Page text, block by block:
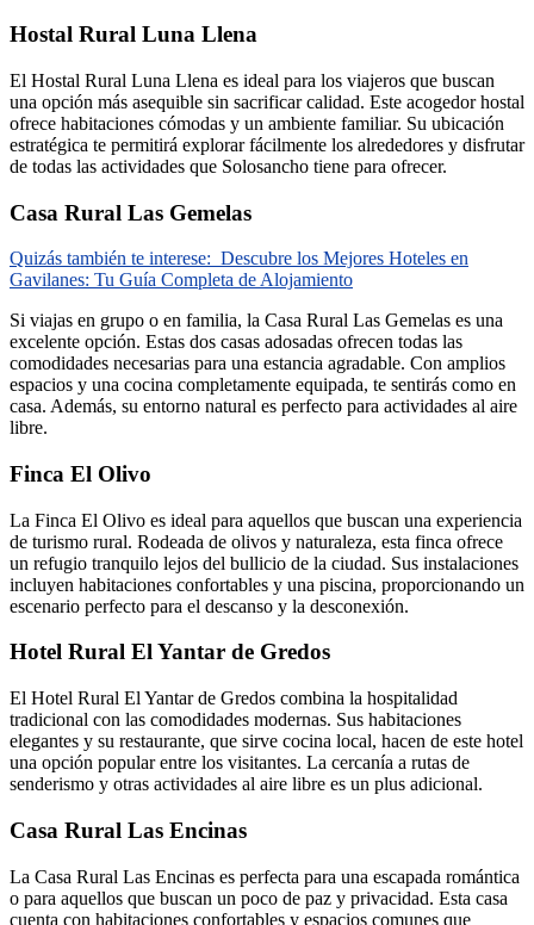
Hostal Rural Luna Llena
El Hostal Rural Luna Llena es ideal para los viajeros que buscan
una opción más asequible sin sacrificar calidad. Este acogedor hostal
ofrece habitaciones cómodas y un ambiente familiar. Su ubicación
estratégica te permitirá explorar fácilmente los alrededores y disfrutar
de todas las actividades que Solosancho tiene para ofrecer.
Casa Rural Las Gemelas
Quizás también te interese: Descubre los Mejores Hoteles en
Gavilanes: Tu Guía Completa de Alojamiento
Si viajas en grupo o en familia, la Casa Rural Las Gemelas es una
excelente opción. Estas dos casas adosadas ofrecen todas las
comodidades necesarias para una estancia agradable. Con amplios
espacios y una cocina completamente equipada, te sentirás como en
casa. Además, su entorno natural es perfecto para actividades al aire
libre.
Finca El Olivo
La Finca El Olivo es ideal para aquellos que buscan una experiencia
de turismo rural. Rodeada de olivos y naturaleza, esta finca ofrece
un refugio tranquilo lejos del bullicio de la ciudad. Sus instalaciones
incluyen habitaciones confortables y una piscina, proporcionando un
escenario perfecto para el descanso y la desconexión.
Hotel Rural El Yantar de Gredos
El Hotel Rural El Yantar de Gredos combina la hospitalidad
tradicional con las comodidades modernas. Sus habitaciones
elegantes y su restaurante, que sirve cocina local, hacen de este hotel
una opción popular entre los visitantes. La cercanía a rutas de
senderismo y otras actividades al aire libre es un plus adicional.
Casa Rural Las Encinas
La Casa Rural Las Encinas es perfecta para una escapada romántica
o para aquellos que buscan un poco de paz y privacidad. Esta casa
cuenta con habitaciones confortables y espacios comunes que